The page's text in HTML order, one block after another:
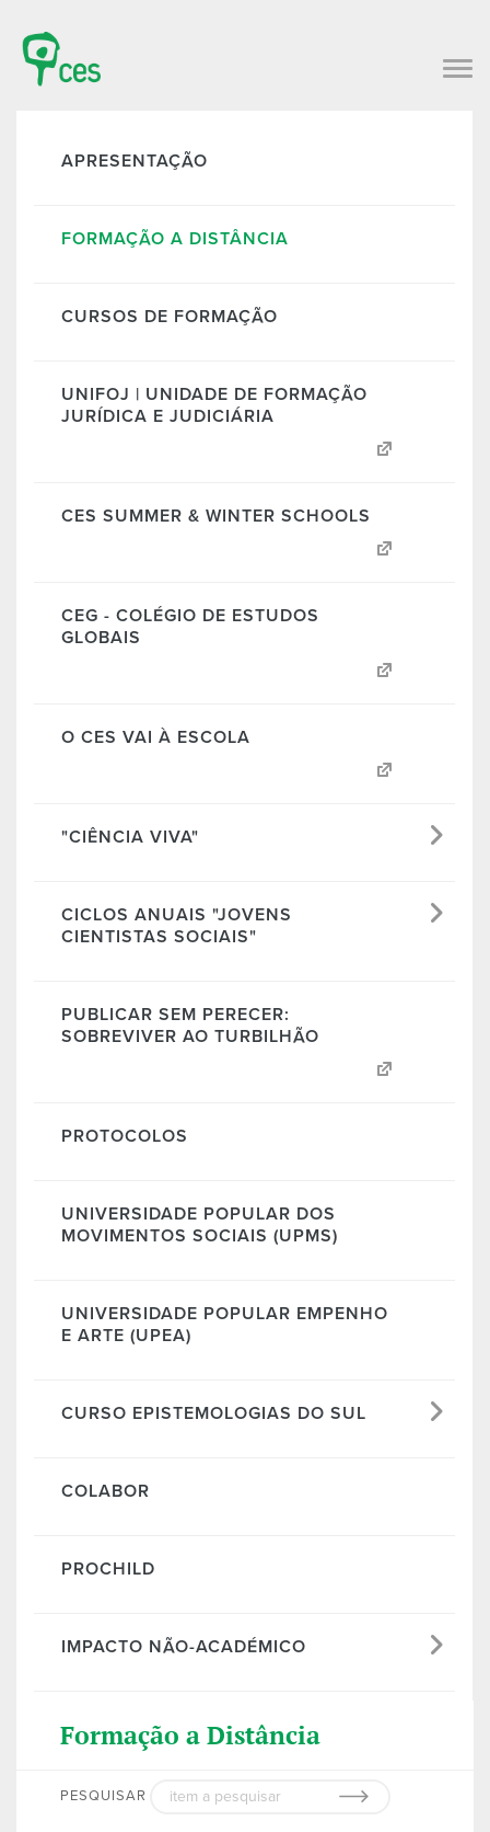
APRESENTAÇÃO
FORMAÇÃO A DISTÂNCIA
CURSOS DE FORMAÇÃO
UNIFOJ | UNIDADE DE FORMAÇÃO
JURÍDICA E JUDICIÁRIA
CES SUMMER & WINTER SCHOOLS
CEG - COLÉGIO DE ESTUDOS
GLOBAIS
O CES VAI À ESCOLA
"CIÊNCIA VIVA"
CICLOS ANUAIS "JOVENS
CIENTISTAS SOCIAIS"
PUBLICAR SEM PERECER:
SOBREVIVER AO TURBILHÃO
PROTOCOLOS
UNIVERSIDADE POPULAR DOS
MOVIMENTOS SOCIAIS (UPMS)
UNIVERSIDADE POPULAR EMPENHO
E ARTE (UPEA)
CURSO EPISTEMOLOGIAS DO SUL
COLABOR
PROCHILD
IMPACTO NÃO-ACADÉMICO
Formação a Distância
PESQUISAR